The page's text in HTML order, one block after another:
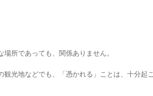
所であっても、関係ありません。
光地などでも、「憑かれる」ことは、十分起こ